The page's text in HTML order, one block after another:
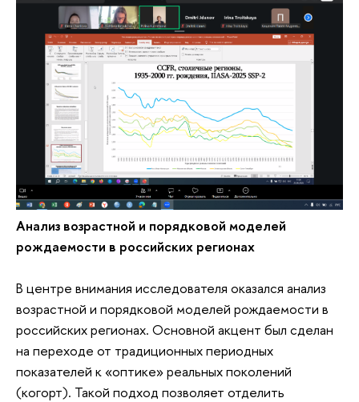
Анализ возрастной и порядковой моделей
рождаемости в российских регионах
В центре внимания исследователя оказался анализ
возрастной и порядковой моделей рождаемости в
российских регионах. Основной акцент был сделан
на переходе от традиционных периодных
показателей к «оптике» реальных поколений
(когорт). Такой подход позволяет отделить